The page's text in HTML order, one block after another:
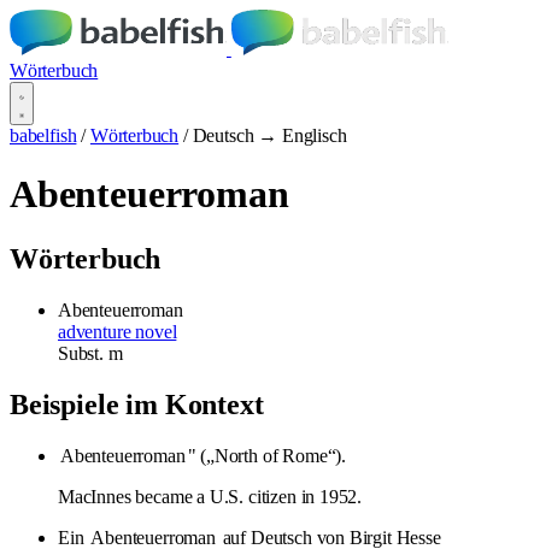
Wörterbuch
babelfish / Wörterbuch / Deutsch → Englisch
Abenteuerroman
Wörterbuch
Abenteuerroman
adventure novel
Subst. m
Beispiele im Kontext
Abenteuerroman " („North of Rome“).
MacInnes became a U.S. citizen in 1952.
Ein Abenteuerroman auf Deutsch von Birgit Hesse